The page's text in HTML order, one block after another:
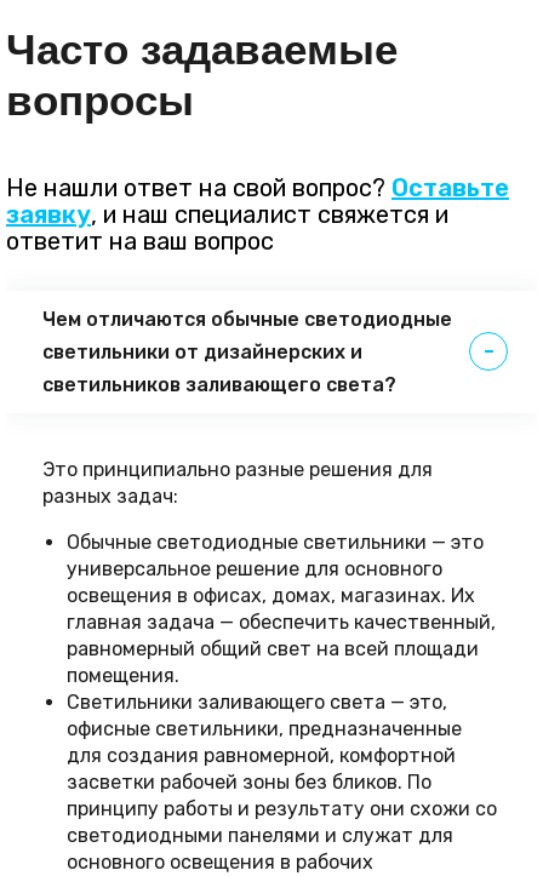
Часто задаваемые
вопросы
Не нашли ответ на свой вопрос? Оставьте
заявку, и наш специалист свяжется и
ответит на ваш вопрос
Чем отличаются обычные светодиодные
светильники от дизайнерских и
светильников заливающего света?
Это принципиально разные решения для
разных задач:
Обычные светодиодные светильники — это
универсальное решение для основного
освещения в офисах, домах, магазинах. Их
главная задача — обеспечить качественный,
равномерный общий свет на всей площади
помещения.
Светильники заливающего света — это,
офисные светильники, предназначенные
для создания равномерной, комфортной
засветки рабочей зоны без бликов. По
принципу работы и результату они схожи со
светодиодными панелями и служат для
основного освещения в рабочих